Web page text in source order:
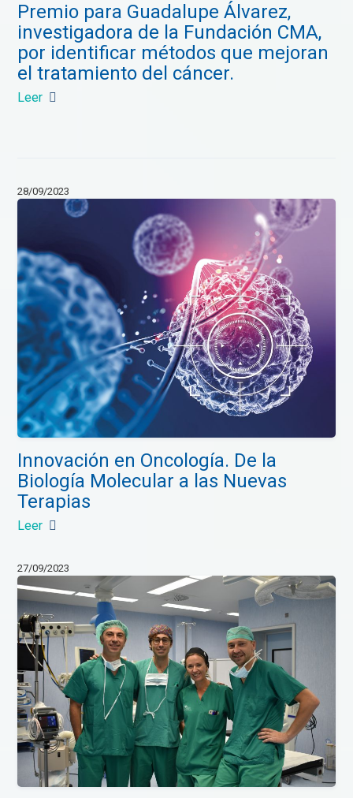
Premio para Guadalupe Álvarez,
investigadora de la Fundación CMA,
por identificar métodos que mejoran
el tratamiento del cáncer.
Leer
28/09/2023
Innovación en Oncología. De la
Biología Molecular a las Nuevas
Terapias
Leer
27/09/2023